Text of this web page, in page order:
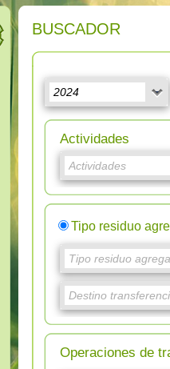
BUSCADOR
Actividades
Tipo residuo
Operaciones de